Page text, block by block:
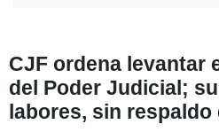
CJF ordena levantar
del Poder Judicial;
labores, sin respaldo